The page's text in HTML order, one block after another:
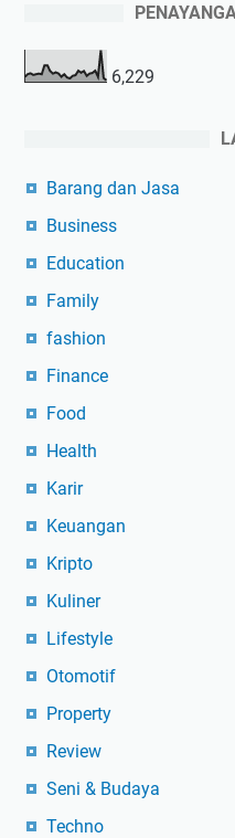
6,229
Barang dan Jasa
Business
Education
Family
fashion
Finance
Food
Health
Karir
Keuangan
Kripto
Kuliner
Lifestyle
Otomotif
Property
Review
Seni & Budaya
Techno